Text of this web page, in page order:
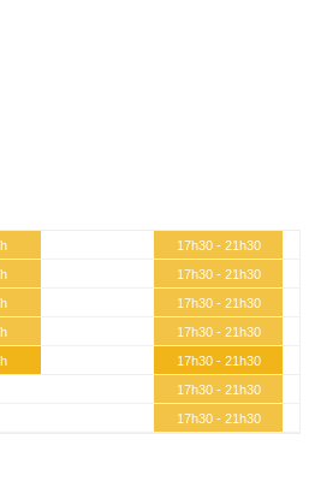
17h30 - 21h30
17h30 - 21h30
17h30 - 21h30
17h30 - 21h30
17h30 - 21h30
17h30 - 21h30
17h30 - 21h30